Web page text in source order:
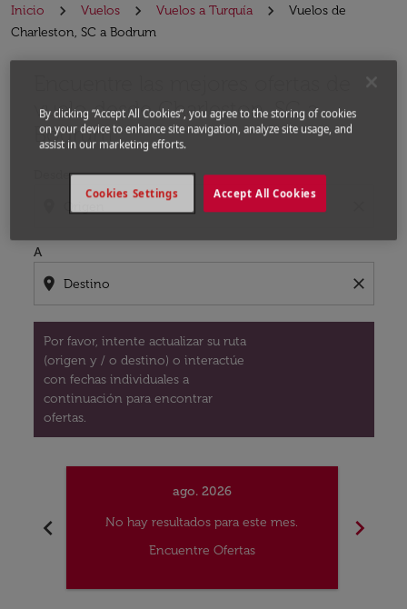
Inicio Vuelos Vuelos a Turquía
Vuelos de
Charleston, SC a Bodrum
vuelo desde Charleston, SC a
Bodrum
Desde
A
location_on close
Por favor, intente actualizar su ruta
(origen y / o destino) o interactúe
con fechas individuales a
continuación para encontrar
ofertas.
chevron_left
ago. 2026
No hay resultados para este mes.
Encuentre Ofertas
chevron_right
By clicking “Accept All Cookies”, you agree to the storing of cookies
on your device to enhance site navigation, analyze site usage, and
assist in our marketing efforts.
Accept All Cookies
Cookies Settings